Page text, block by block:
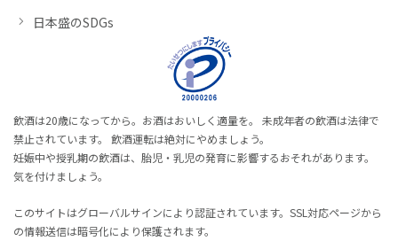
日本盛のSDGs
飲酒は20歳になってから。お酒はおいしく適量を。 未成年者の飲酒は法律で
禁止されています。 飲酒運転は絶対にやめましょう。
妊娠中や授乳期の飲酒は、胎児・乳児の発育に影響するおそれがあります。
気を付けましょう。
このサイトはグローバルサインにより認証されています。SSL対応ページから
の情報送信は暗号化により保護されます。